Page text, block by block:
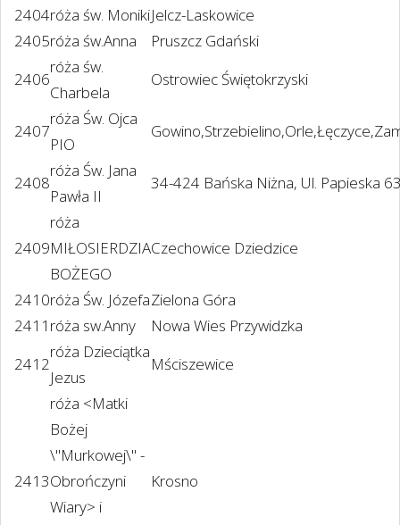
2404róża św. MonikiJelcz-Laskowice
2405róża św.Anna
Pruszcz Gdański
2406
róża św.
Charbela
Ostrowiec Świętokrzyski
2407
róża Św. Ojca
PIO
2408
róża Św. Jana
Pawła II
34-424 Bańska Niżna, Ul. Papieska
2409
róża
MIŁOSIERDZIA
BOŻEGO
Czechowice Dziedzice
2410róża Św. JózefaZielona Góra
2411 róża sw.Anny
Nowa Wies Przywidzka
2412
róża Dzieciątka
Jezus
Mściszewice
2413
róża <Matki
Bożej
\"Murkowej\" -
Obrończyni
Wiary> i
Krosno